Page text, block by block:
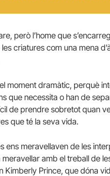
però l’home que
criatures com una mena
moment dramàtic, perquè
que necessita o han de
de prendre sobretot quan
que té la seva vida.
ens meravellaven de les
amb el treball de
Kimberly Prince, que dóna